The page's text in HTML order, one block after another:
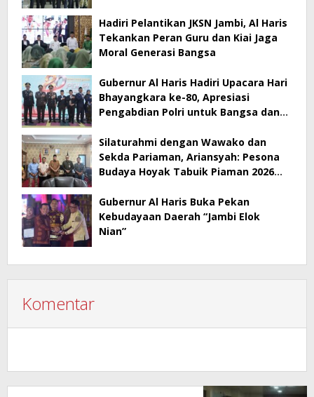
Hadiri Pelantikan JKSN Jambi, Al Haris
Tekankan Peran Guru dan Kiai Jaga
Moral Generasi Bangsa
Gubernur Al Haris Hadiri Upacara Hari
Bhayangkara ke-80, Apresiasi
Pengabdian Polri untuk Bangsa dan
Silaturahmi dengan Wawako dan
Sekda Pariaman, Ariansyah: Pesona
Budaya Hoyak Tabuik Piaman 2026
Gubernur Al Haris Buka Pekan
Kebudayaan Daerah “Jambi Elok
Nian”
Komentar